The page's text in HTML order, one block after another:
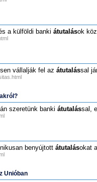
a külföldi banki átutalások
vállalják fel az átutalással
szeretünk banki átutalással,
benyújtott átutalásokat
Unióban